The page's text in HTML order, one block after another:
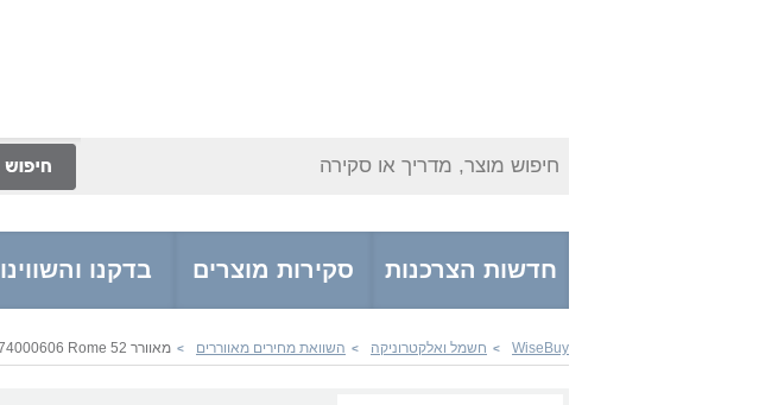
חיפוש מוצר, מדריך או סקירה
חדשות הצרכנות סקירות מוצרים בדקנו והשווינו
WiseBuy
> חשמל ואלקטרוניקה > השוואת מחירים מאווררים > מאוורר Nisko 74000606 Rome 52" מאוורר תקרה